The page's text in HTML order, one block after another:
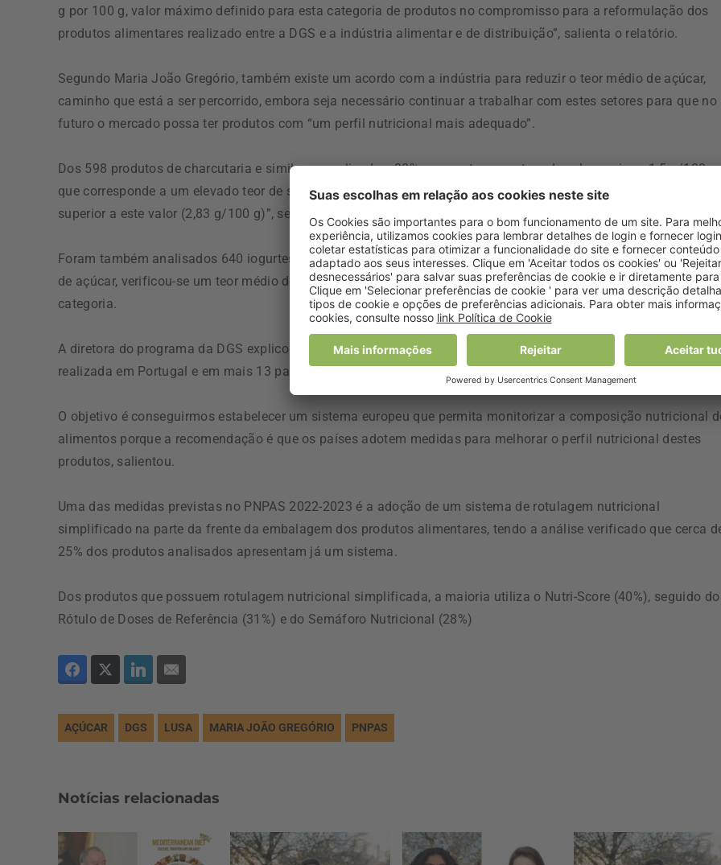
g por 100 g, valor máximo definido para esta categoria de produtos no compromisso para a reformulação dos
produtos alimentares realizado entre a DGS e a indústria alimentar e de distribuição”, salienta o relatório.
Segundo Maria João Gregório, também existe um acordo com a indústria para reduzir o teor médio de açúcar,
caminho que está a ser percorrido, embora seja necessário continuar a trabalhar com estes setores para que no
futuro o mercado possa ter produtos com “um perfil nutricional mais adequado”.
Dos 598 produtos de charcutaria e similares analisados, 88% apresentava um teor de sal superior a 1,5 g/100
que corresponde a um elevado teor de sal, “sendo a média do teor de sal para esta categoria consideravelmente
superior a este valor (2,83 g/100 g)”, segundo o documento.
Foram também analisados 640 iogurtes e 90 sobremesas lácteas ou similares. No caso dos iogurtes com
de açúcar, verificou-se um teor médio de açúcar de 13,35 gramas por 100 g, valor superior ao definido para esta
categoria.
A diretora do programa da DGS explicou que esta análise faz parte de um sistema de monitorização europeu e
realizada em Portugal e em mais 13 países da União Europeia.
O objetivo é conseguirmos estabelecer um sistema europeu que permita monitorizar a composição nutricional
alimentos porque a recomendação é que os países adotem medidas para melhorar o perfil nutricional destes
produtos, salientou.
Uma das medidas previstas no PNPAS 2022-2023 é a adoção de um sistema de rotulagem nutricional
simplificado na parte da frente da embalagem dos produtos alimentares, tendo a análise verificado que cerca
25% dos produtos analisados apresentam já um sistema.
Dos produtos que possuem rotulagem nutricional simplificada, a maioria utiliza o Nutri-Score (40%), seguido do
Rótulo de Doses de Referência (31%) e do Semáforo Nutricional (28%)
AÇÚCAR DGS LUSA MARIA JOÃO GREGÓRIO PNPAS
Notícias relacionadas